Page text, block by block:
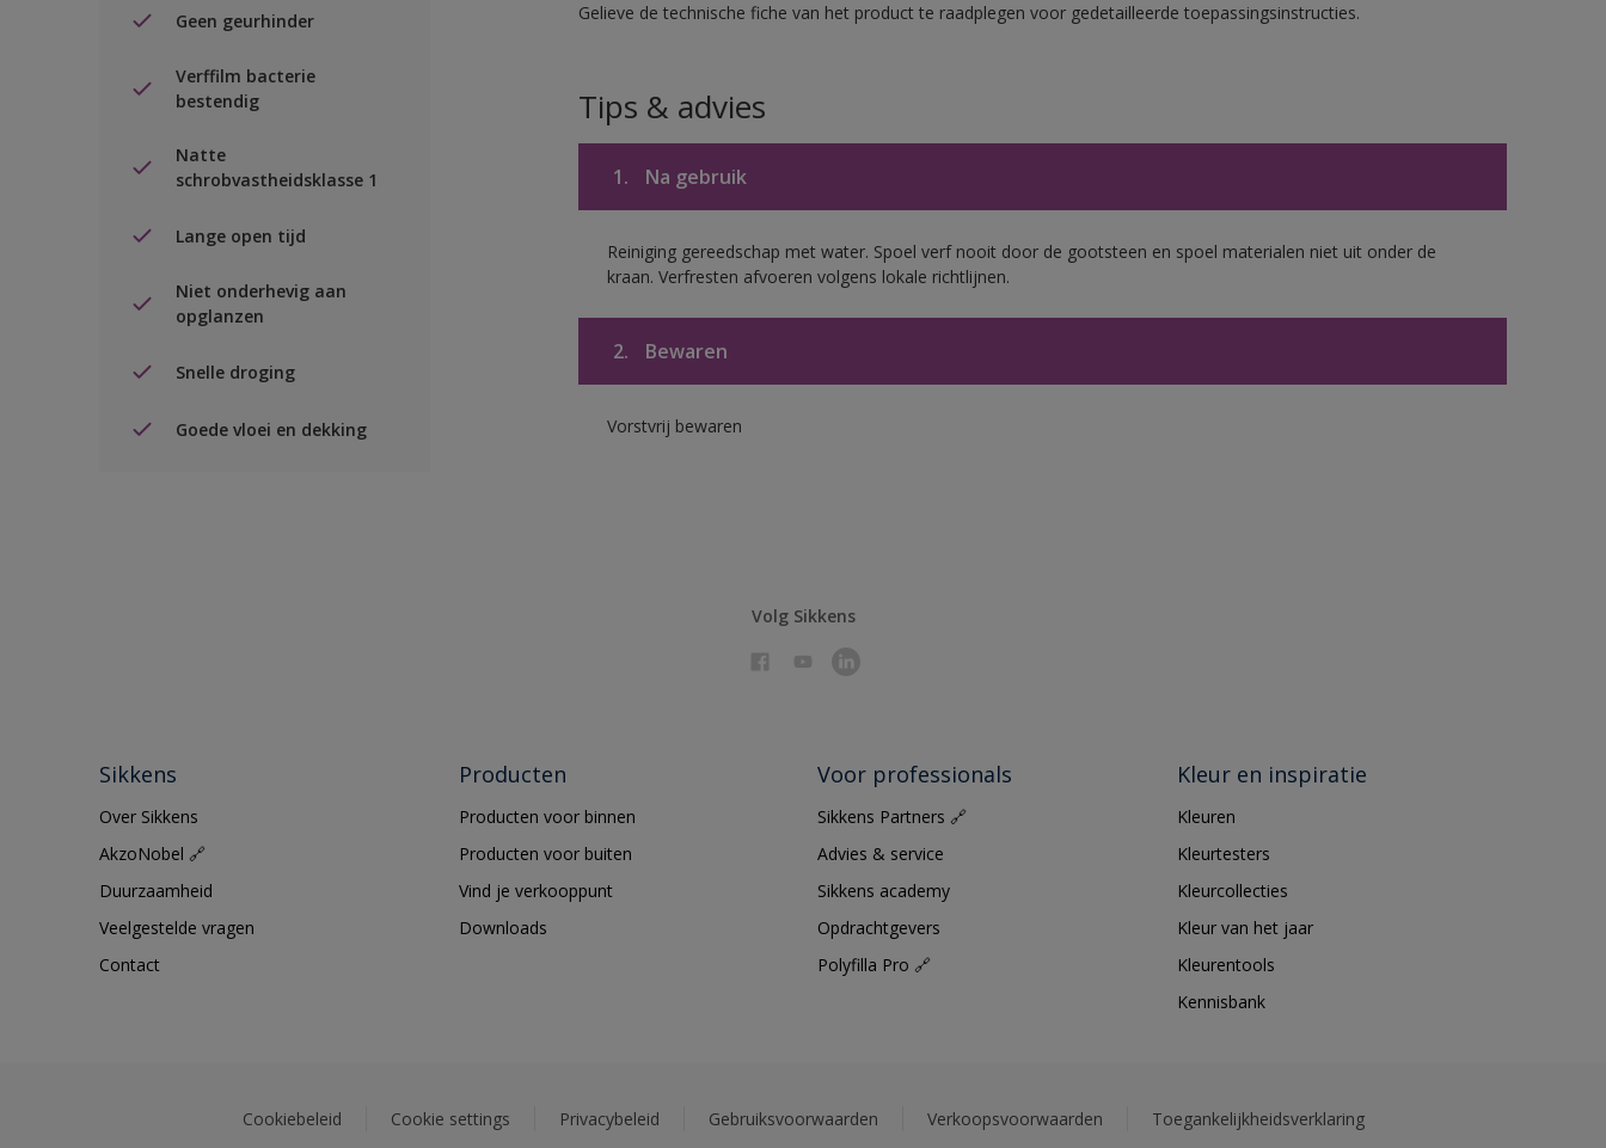
Geen geurhinder
Verffilm bacterie
bestendig
Natte
schrobvastheidsklasse 1
Lange open tijd
Niet onderhevig aan
opglanzen
Snelle droging
Goede vloei en dekking
Gelieve de technische fiche van het product te raadplegen voor gedetailleerde toepassingsinstructies.
Tips & advies
1. Na gebruik
Reiniging gereedschap met water. Spoel verf nooit door de gootsteen en spoel materialen niet uit onder de
kraan. Verfresten afvoeren volgens lokale richtlijnen.
2. Bewaren
Vorstvrij bewaren
Volg Sikkens
Sikkens
Over Sikkens
AkzoNobel 🔗
Duurzaamheid
Veelgestelde vragen
Contact
Producten
Producten voor binnen
Producten voor buiten
Vind je verkooppunt
Downloads
Voor professionals
Sikkens Partners 🔗
Advies & service
Sikkens academy
Opdrachtgevers
Polyfilla Pro 🔗
Kleur en inspiratie
Kleuren
Kleurtesters
Kleurcollecties
Kleur van het jaar
Kleurentools
Kennisbank
Cookiebeleid Cookie settings Privacybeleid Gebruiksvoorwaarden Verkoopsvoorwaarden Toegankelijkheidsverklaring